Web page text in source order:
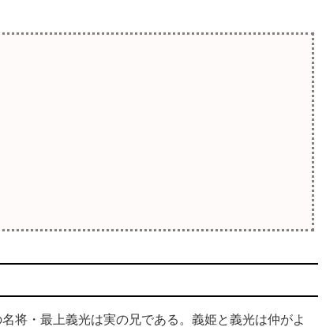
将・最上義光は実の兄である。義姫と義光は仲がよ